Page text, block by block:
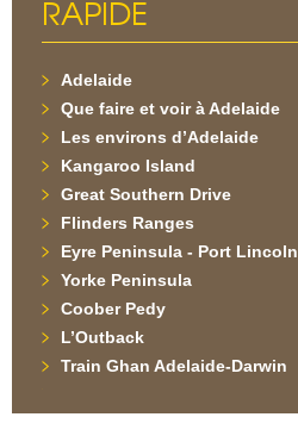
RAPIDE
Adelaide
Que faire et voir à Adelaide
Les environs d’Adelaide
Kangaroo Island
Great Southern Drive
Flinders Ranges
Eyre Peninsula - Port Lincoln
Yorke Peninsula
Coober Pedy
L’Outback
Train Ghan Adelaide-Darwin